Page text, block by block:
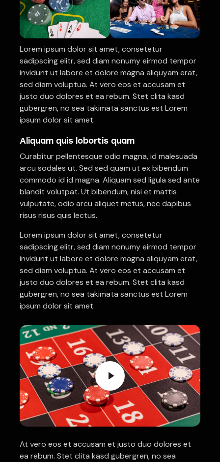
Lorem ipsum dolor sit amet, consetetur
sadipscing elitr, sed diam nonumy eirmod tempor
invidunt ut labore et dolore magna aliquyam erat,
sed diam voluptua. At vero eos et accusam et
justo duo dolores et ea rebum. Stet clita kasd
gubergren, no sea takimata sanctus est Lorem
ipsum dolor sit amet.
Aliquam quis lobortis quam
Curabitur pellentesque odio magna, id malesuada
arcu sodales ut. Sed sed quam ut ex bibendum
commodo id id magna. Aliquam sed ligula sed ante
blandit volutpat. Ut bibendum, nisi et mattis
vulputate, odio arcu aliquet metus, nec dapibus
risus risus quis lectus.
Lorem ipsum dolor sit amet, consetetur
sadipscing elitr, sed diam nonumy eirmod tempor
invidunt ut labore et dolore magna aliquyam erat,
sed diam voluptua. At vero eos et accusam et
justo duo dolores et ea rebum. Stet clita kasd
gubergren, no sea takimata sanctus est Lorem
ipsum dolor sit amet.
At vero eos et accusam et justo duo dolores et
ea rebum. Stet clita kasd gubergren, no sea